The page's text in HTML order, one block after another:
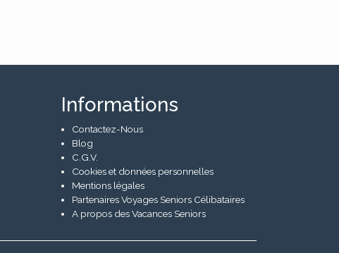
Informations
Contactez-Nous
Blog
C.G.V.
Cookies et données personnelles
Mentions légales
Partenaires Voyages Seniors Célibataires
A propos des Vacances Seniors